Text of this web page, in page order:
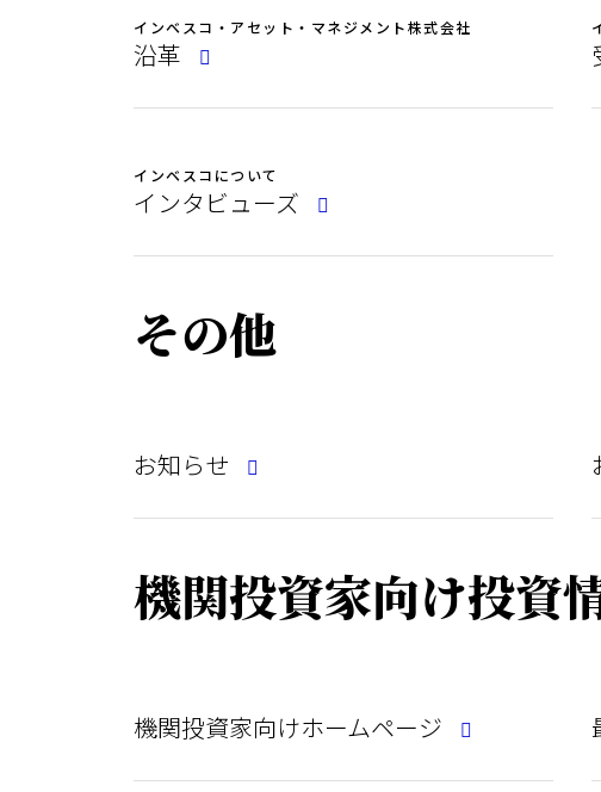
インベスコ・アセット・マネジメント株式会社
沿革
インベスコについて
インタビューズ
その他
お知らせ
機関投資家向け投資
機関投資家向けホームページ